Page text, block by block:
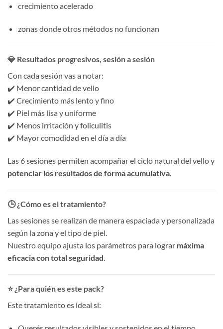
crecimiento acelerado
zonas donde otros métodos no funcionan
💎 Resultados progresivos, sesión a sesión
Con cada sesión vas a notar:
✔️ Menor cantidad de vello
✔️ Crecimiento más lento y fino
✔️ Piel más lisa y uniforme
✔️ Menos irritación y foliculitis
✔️ Mayor comodidad en el día a día
Las 6 sesiones permiten acompañar el ciclo natural del vello y
potenciar los resultados de forma acumulativa.
🕒 ¿Cómo es el tratamiento?
Las sesiones se realizan de manera espaciada y personalizada
según la zona y el tipo de piel.
Nuestro equipo ajusta los parámetros para lograr máxima
eficacia con total seguridad.
⭐ ¿Para quién es este pack?
Este tratamiento es ideal si: